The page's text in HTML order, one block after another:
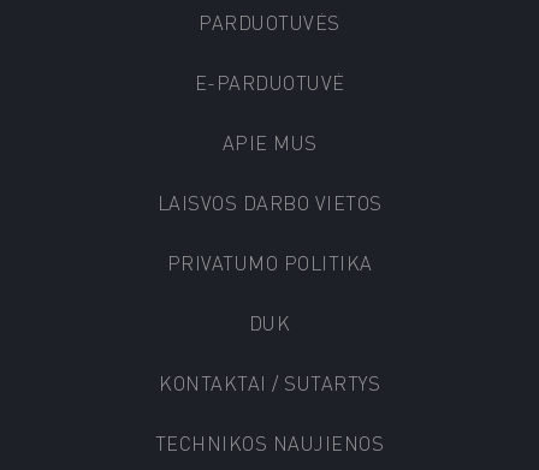
PARDUOTUVĖS
E-PARDUOTUVĖ
APIE MUS
LAISVOS DARBO VIETOS
PRIVATUMO POLITIKA
DUK
KONTAKTAI / SUTARTYS
TECHNIKOS NAUJIENOS